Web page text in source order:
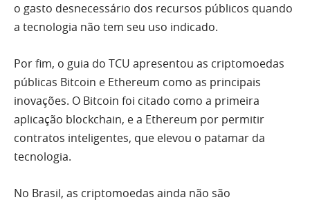
o gasto desnecessário dos recursos públicos quando
a tecnologia não tem seu uso indicado.
Por fim, o guia do TCU apresentou as criptomoedas
públicas Bitcoin e Ethereum como as principais
inovações. O Bitcoin foi citado como a primeira
aplicação blockchain, e a Ethereum por permitir
contratos inteligentes, que elevou o patamar da
tecnologia.
No Brasil, as criptomoedas ainda não são